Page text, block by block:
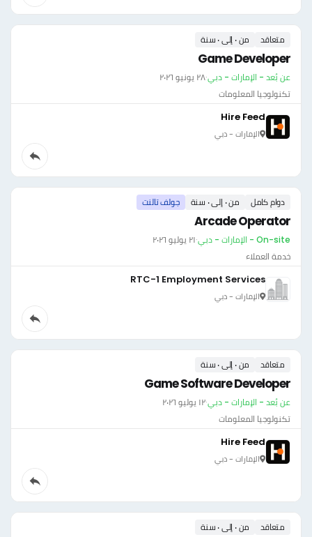
متعاقد من ٠ إلى ٠ سنة
Game Developer
عن بُعد - الإمارات - دبي·٢٨ يونيو ٢٠٢٦
تكنولوجيا المعلومات
Hire Feed
الإمارات - دبي
دوام كامل من ٠ إلى ٠ سنة جولف تالنت
Arcade Operator
On-site - الإمارات - دبي ·٢١ يوليو ٢٠٢٦
خدمة العملاء
RTC-1 Employment Services
الإمارات - دبي
متعاقد من ٠ إلى ٠ سنة
Game Software Developer
عن بُعد - الإمارات - دبي·١٢ يوليو ٢٠٢٦
تكنولوجيا المعلومات
Hire Feed
الإمارات - دبي
متعاقد من ٠ إلى ٠ سنة